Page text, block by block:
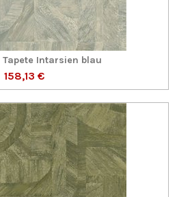
Tapete Intarsien blau
158,13 €